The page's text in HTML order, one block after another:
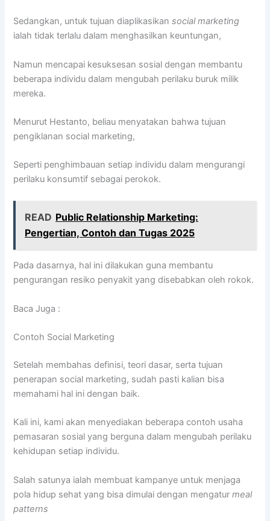
Sedangkan, untuk tujuan diaplikasikansocial marketing
ialah tidak terlalu dalam menghasilkan keuntungan,
Namun mencapai kesuksesan sosial dengan membantu
beberapa individu dalam mengubah perilaku buruk milik
mereka.
Menurut Hestanto, beliau menyatakan bahwa tujuan
pengiklanan social marketing,
Seperti penghimbauan setiap individu dalam mengurangi
perilaku konsumtif sebagai perokok.
READ Public Relationship Marketing:
Pengertian, Contoh dan Tugas 2025
Pada dasarnya, hal ini dilakukan guna membantu
pengurangan resiko penyakit yang disebabkan oleh rokok.
Baca Juga :
Contoh Social Marketing
Setelah membahas definisi, teori dasar, serta tujuan
penerapan social marketing, sudah pasti kalian bisa
memahami hal ini dengan baik.
Kali ini, kami akan menyediakan beberapa contoh usaha
pemasaran sosial yang berguna dalam mengubah perilaku
kehidupan setiap individu.
Salah satunya ialah membuat kampanye untuk menjaga
pola hidup sehat yang bisa dimulai dengan mengaturmeal
patterns